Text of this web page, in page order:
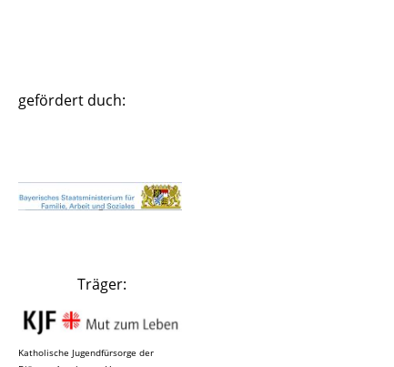
gefördert duch:
Träger:
Katholische Jugendfürsorge der